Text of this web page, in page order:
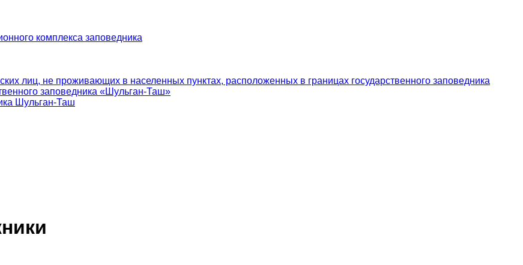
комплекса заповедника
лиц, не проживающих в населенных пунктах, расположенных в границах государственного заповедника
заповедника «Шульган-Таш»
Шульган-Таш